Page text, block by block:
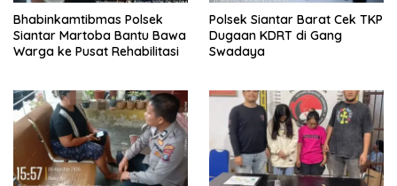
Bhabinkamtibmas Polsek
Siantar Martoba Bantu Bawa
Warga ke Pusat Rehabilitasi
Polsek Siantar Barat Cek TKP
Dugaan KDRT di Gang
Swadaya